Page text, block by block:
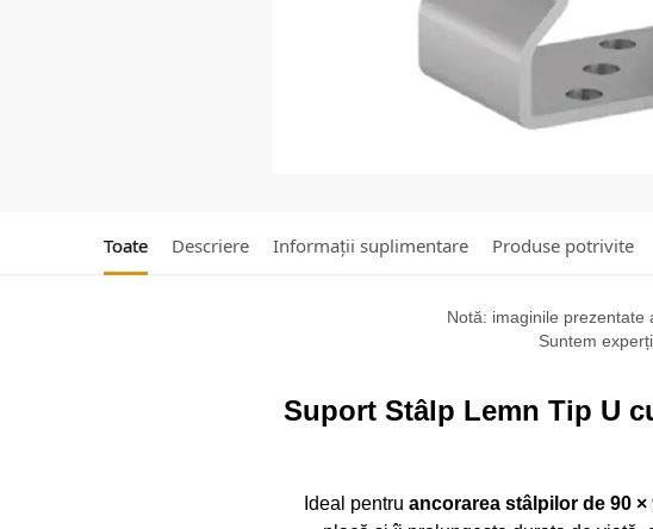
Toate Descriere Informații suplimentare Produse potrivite
Notă: imaginile prezentate
Suntem
Suport Stâlp Lemn Tip U
Ideal pentru ancorarea stâlpilor de 90 ×